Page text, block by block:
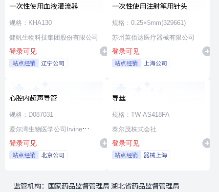
一次性使用血液灌流器
规格：KHA130
健帆生物科技集团股份有限公司
登录可见
站点经销 辽宁公司
一次性使用注射笔用针头
规格：0.25×5mm(329661)
苏州英佰达医疗器械有限公司
登录可见
站点经销 上海公司
心腔内超声导管
规格：D087031
爱尔湾生物医学公司Irvine
Biomedical,Inc. a St. Jude
Medical Company
登录可见
站点经销 北京公司
导丝
规格：TW-AS418FA
泰尔茂株式会社
登录可见
站点经销 器械上海
监管机构： 国家药品监督管理局 湖北省药品监督管理局